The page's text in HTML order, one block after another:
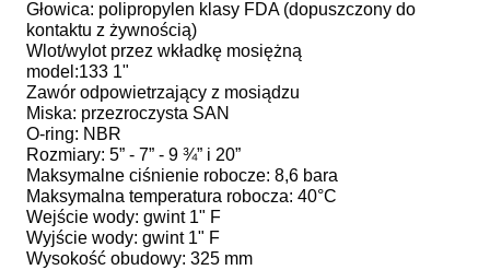
Głowica: polipropylen klasy FDA (dopuszczony do
kontaktu z żywnością)
Wlot/wylot przez wkładkę mosiężną
model:133 1"
Zawór odpowietrzający z mosiądzu
Miska: przezroczysta SAN
O-ring: NBR
Rozmiary: 5” - 7” - 9 ¾” i 20”
Maksymalne ciśnienie robocze: 8,6 bara
Maksymalna temperatura robocza: 40°C
Wejście wody: gwint 1" F
Wyjście wody: gwint 1" F
Wysokość obudowy: 325 mm